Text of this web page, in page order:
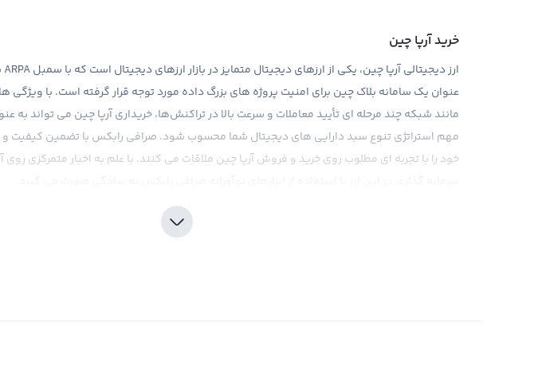
خرید آرپا چین
ارز دیجیتالیآرپا چین، یکی از ارزهای دیجیتال متمایز در بازار ارزهای دیجیتال است که با سمبل
عنوان یک سامانه بلاک چین برای امنیت پروژه های بزرگ داده مورد توجه قرار گرفته است. با ویژگی
مانند شبکه چند مرحله ای تأیید معاملات و سرعت بالا در تراکنش‌ها، خریداری آرپا چین می تواند به
مهم استراتژی تنوع سبد دارایی های دیجیتال شما محسوب شود. صرافی رابکس با تضمین کیفیت و
خود را با تجربه ای مطلوب روی خرید و فروش آرپا چین ملاقات می کنند. با علم به اخبار متمرکزی روی
در بازار ارزهای دیجیتال نیز، برای سرمایه گذاری و سرمایه گذاری در آرپا چین، باید با اقتدار و با یک
دنباله نوسانات دیده شده در بازارهای ارزهای دیجیتال، تحقیقات دقیق و شناخت عمیق بازار از